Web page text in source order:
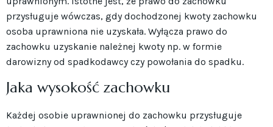
przysługuje wówczas, gdy dochodzonej kwoty zachowku
osoba uprawniona nie uzyskała. Wyłącza prawo do
zachowku uzyskanie należnej kwoty np. w formie
darowizny od spadkodawcy czy powołania do spadku.
­Jaka wysokość zachowku
Każdej osobie uprawnionej do zachowku przysługuje